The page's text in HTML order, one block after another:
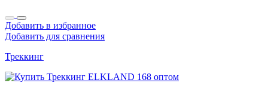
Добавить в избранное
Добавить для сравнения
Треккинг